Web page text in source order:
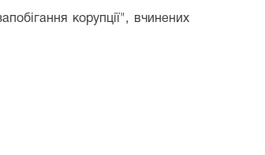
корупції", вчинених